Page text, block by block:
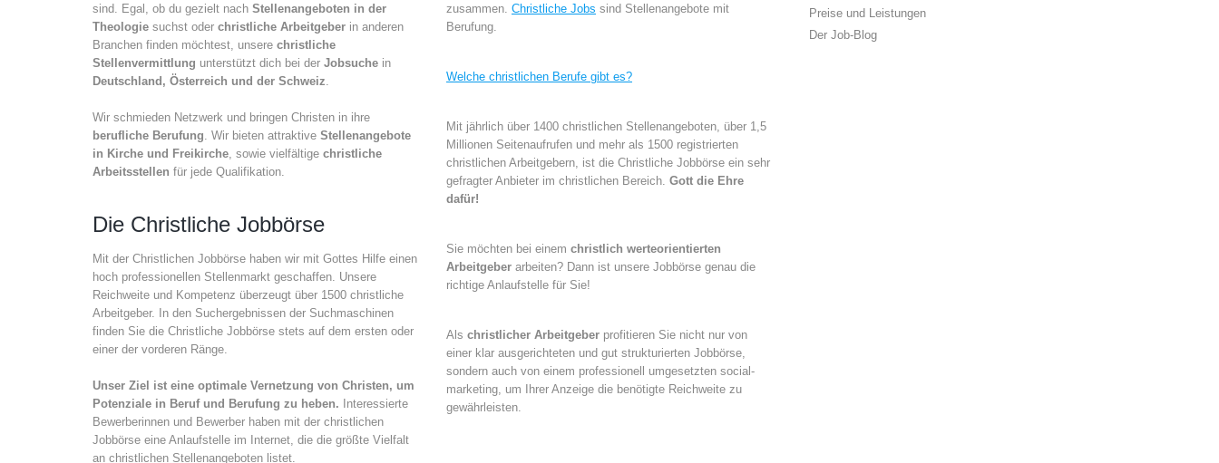
sind. Egal, ob du gezielt nach Stellenangeboten in der
Theologie suchst oder christliche Arbeitgeber in anderen
Branchen finden möchtest, unsere christliche
Stellenvermittlung unterstützt dich bei der Jobsuche in
Deutschland, Österreich und der Schweiz
Wir schmieden Netzwerk und bringen Christen in ihre
berufliche Berufung . Wir bieten attraktive Stellenangebote
in Kirche und Freikirche , sowie vielfältige christliche
Arbeitsstellen für jede Qualifikation.
Die Christliche Jobbörse
Mit der Christlichen Jobbörse haben wir mit Gottes Hilfe einen
hoch professionellen Stellenmarkt geschaffen. Unsere
Reichweite und Kompetenz überzeugt über 1500 christliche
Arbeitgeber. In den Suchergebnissen der Suchmaschinen
finden Sie die Christliche Jobbörse stets auf dem ersten oder
einer der vorderen Ränge.
Unser Ziel ist eine optimale Vernetzung von Christen, um
Potenziale in Beruf und Berufung zu heben. Interessierte
Bewerberinnen und Bewerber haben mit der christlichen
Jobbörse eine Anlaufstelle im Internet, die die größte Vielfalt
an christlichen Stellenangeboten listet.
zusammen. Christliche Jobs sind Stellenangebote mit
Berufung.
Welche christlichen Berufe gibt es?
Mit jährlich über 1400 christlichen Stellenangeboten, über 1,5
Millionen Seitenaufrufen und mehr als 1500 registrierten
christlichen Arbeitgebern, ist die Christliche Jobbörse ein sehr
gefragter Anbieter im christlichen Bereich. Gott die Ehre
dafür!
Sie möchten bei einem christlich werteorientierten
Arbeitgeber arbeiten? Dann ist unsere Jobbörse genau die
richtige Anlaufstelle für Sie!
Als christlicher Arbeitgeber profitieren Sie nicht nur von
einer klar ausgerichteten und gut strukturierten Jobbörse,
sondern auch von einem professionell umgesetzten social-
marketing, um Ihrer Anzeige die benötigte Reichweite zu
gewährleisten.
Preise und Leistungen
Der Job-Blog